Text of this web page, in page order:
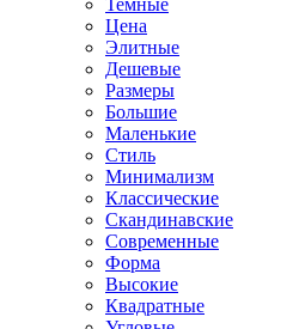
Темные
Цена
Элитные
Дешевые
Размеры
Большие
Маленькие
Стиль
Минимализм
Классические
Скандинавские
Современные
Форма
Высокие
Квадратные